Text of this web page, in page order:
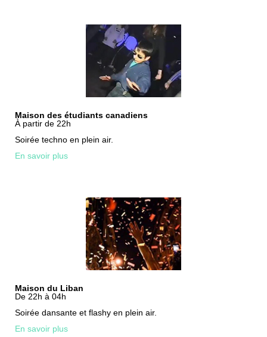
Maison des étudiants canadiens
À partir de 22h
Soirée techno en plein air.
En savoir plus
Maison du Liban
De 22h à 04h
Soirée dansante et flashy en plein air.
En savoir plus